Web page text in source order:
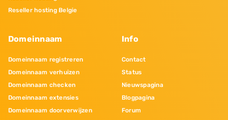
Reseller hosting Belgie
Domeinnaam
Domeinnaam registreren
Domeinnaam verhuizen
Domeinnaam checken
Domeinnaam extensies
Domeinnaam doorverwijzen
Info
Contact
Status
Nieuwspagina
Blogpagina
Forum